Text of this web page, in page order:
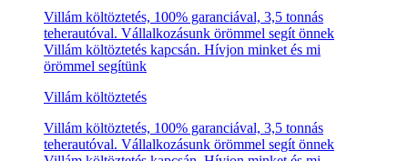
Villám költöztetés, 100% garanciával, 3,5 tonnás
teherautóval. Vállalkozásunk örömmel segít önnek
Villám költöztetés kapcsán. Hívjon minket és mi
örömmel segítünk
Villám költöztetés
Villám költöztetés, 100% garanciával, 3,5 tonnás
teherautóval. Vállalkozásunk örömmel segít önnek